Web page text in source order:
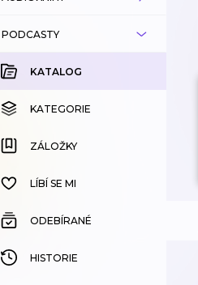
KATALOG
KOUPENÉ
KATEGORIE
ZÁLOŽKY
HISTORIE
PODCASTY
KATALOG
KATEGORIE
ZÁLOŽKY
LÍBÍ SE MI
ODEBÍRANÉ
HISTORIE